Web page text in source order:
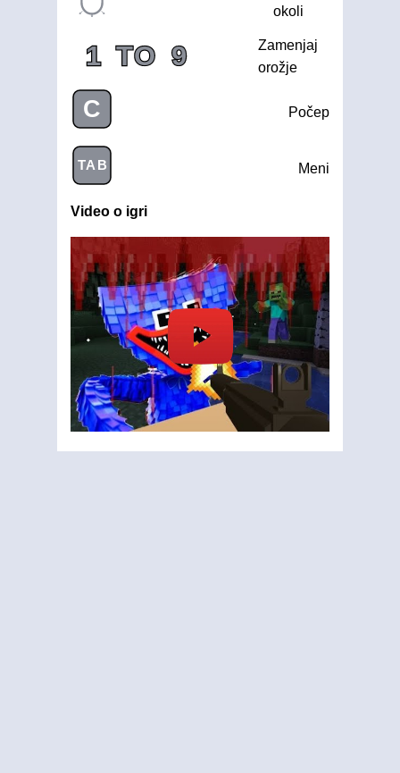
okoli
1 TO 9
Zamenjaj
orožje
C Počep
TAB Meni
Video o igri